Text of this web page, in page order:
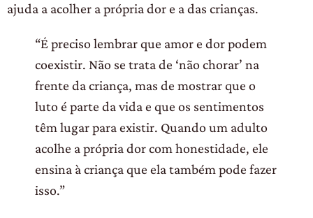
ajuda a acolher a própria dor e a das crianças.
“É preciso lembrar que amor e dor podem
coexistir. Não se trata de ‘não chorar’ na
frente da criança, mas de mostrar que o
luto é parte da vida e que os sentimentos
têm lugar para existir. Quando um adulto
acolhe a própria dor com honestidade, ele
ensina à criança que ela também pode fazer
isso.”